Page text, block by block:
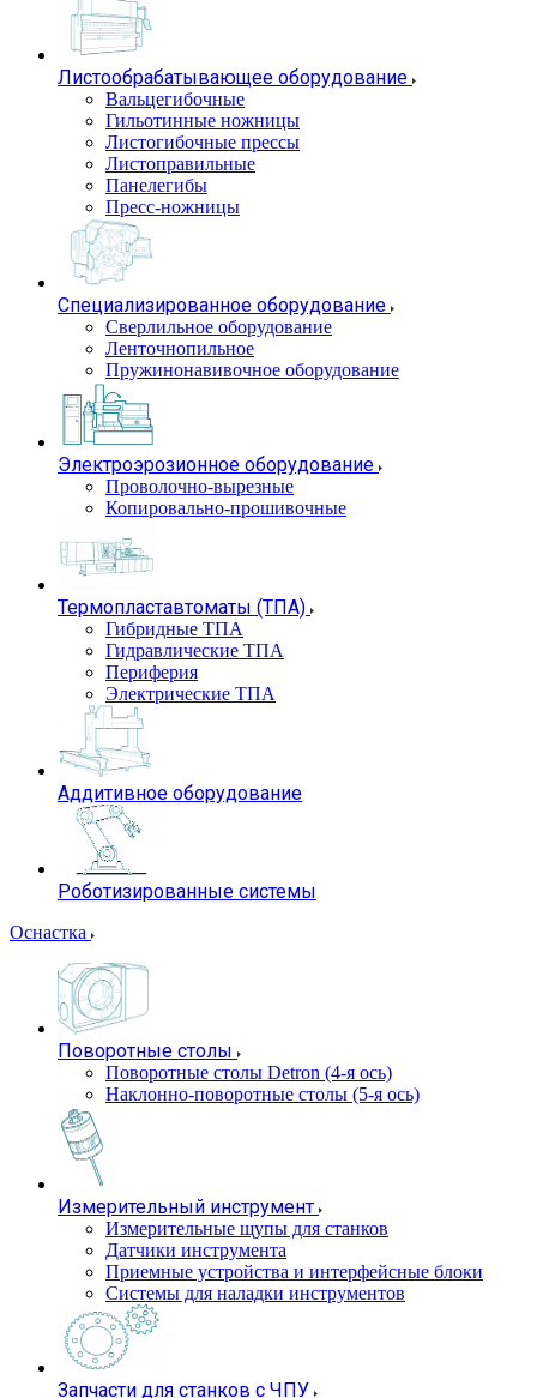
Листообрабатывающее оборудование
Вальцегибочные
Гильотинные ножницы
Листогибочные прессы
Листоправильные
Панелегибы
Пресс-ножницы
Специализированное оборудование
Сверлильное оборудование
Ленточнопильное
Пружинонавивочное оборудование
Электроэрозионное оборудование
Проволочно-вырезные
Копировально-прошивочные
Термопластавтоматы (ТПА)
Гибридные ТПА
Гидравлические ТПА
Периферия
Электрические ТПА
Аддитивное оборудование
Роботизированные системы
Оснастка
Поворотные столы
Поворотные столы Detron (4-я ось)
Наклонно-поворотные столы (5-я ось)
Измерительный инструмент
Измерительные щупы для станков
Датчики инструмента
Приемные устройства и интерфейсные блоки
Системы для наладки инструментов
Запчасти для станков с ЧПУ